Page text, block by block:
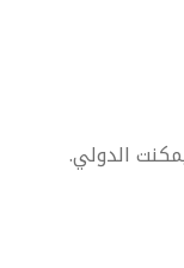
الدولي.